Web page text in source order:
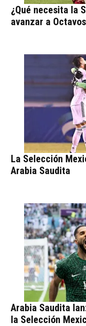
¿Qué necesita la
avanzar a
La Selección
Arabia Saudita
Arabia Saudita
la Selección